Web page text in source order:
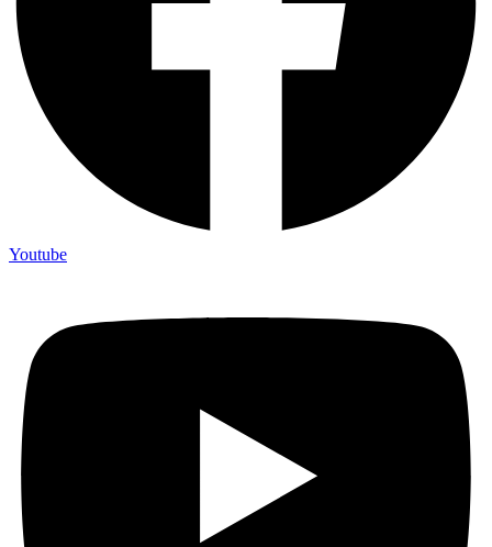
Youtube